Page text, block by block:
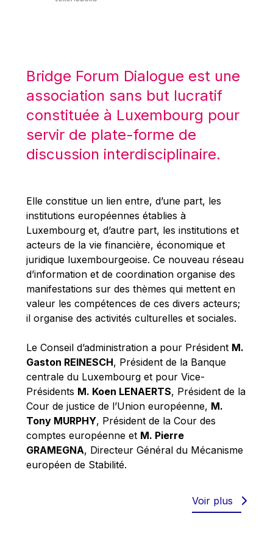
Mario Centeno
Mario Monti
Maroš ŠEFČOVIČ
Martin Bailey
Martine Reicherts
Michael Sohlman
Michel Goedert
Mireille Delmas-Marty
Nobuo Tanaka
Otmar Issing
Paolo Mengozzi
Paschal Donohoe
Pat Cox
Patrizia Nanz
Philippe Maystadt
Pierre Gramegna
Richard Pelly
Robert Goebbels
Robert REYNDERS
Bridge Forum Dialogue est une
association sans but lucratif
constituée à Luxembourg pour
servir de plate-forme de
discussion interdisciplinaire.
Elle constitue un lien entre, d’une part, les
institutions européennes établies à
Luxembourg et, d’autre part, les institutions et
acteurs de la vie financière, économique et
juridique luxembourgeoise. Ce nouveau réseau
d’information et de coordination organise des
manifestations sur des thèmes qui mettent en
valeur les compétences de ces divers acteurs;
il organise des activités culturelles et sociales.
Le Conseil d’administration a pour Président M.
Gaston REINESCH, Président de la Banque
centrale du Luxembourg et pour Vice-
Présidents M. Koen LENAERTS, Président de la
Cour de justice de l’Union européenne, M.
Tony MURPHY, Président de la Cour des
comptes européenne et M. Pierre
GRAMEGNA, Directeur Général du Mécanisme
européen de Stabilité.
Voir plus